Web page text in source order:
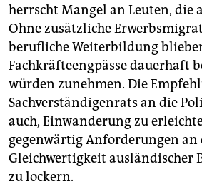
herrscht Mangel an Leuten, die
Ohne zusätzliche
berufliche Weiterbildung
Fachkräfteengpässe dauerhaft
würden zunehmen. Die
Sachverständigenrats an die
auch, Einwanderung zu
gegenwärtig Anforderungen an
Gleichwertigkeit ausländischer
zu lockern.